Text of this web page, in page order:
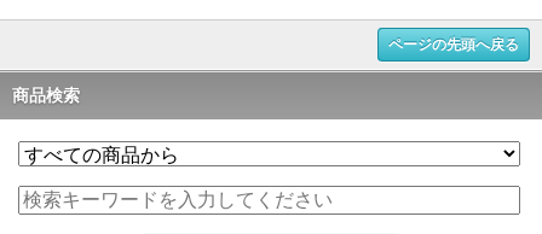
ページの先頭へ戻る
商品検索